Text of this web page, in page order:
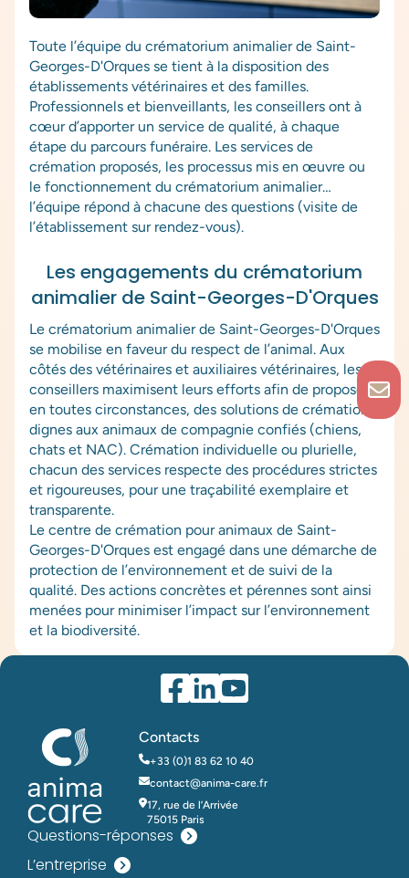
Toute l’équipe du crématorium animalier de Saint-
Georges-D'Orques se tient à la disposition des
établissements vétérinaires et des familles.
Professionnels et bienveillants, les conseillers ont à
cœur d’apporter un service de qualité, à chaque
étape du parcours funéraire. Les services de
crémation proposés, les processus mis en œuvre ou
le fonctionnement du crématorium animalier…
l’équipe répond à chacune des questions (visite de
l’établissement sur rendez-vous).
Les engagements du crématorium
animalier de Saint-Georges-D'Orques
Le crématorium animalier de Saint-Georges-D'Orques
se mobilise en faveur du respect de l’animal. Aux
côtés des vétérinaires et auxiliaires vétérinaires, les
conseillers maximisent leurs efforts afin de proposer,
en toutes circonstances, des solutions de crémation
dignes aux animaux de compagnie confiés (chiens,
chats et NAC). Crémation individuelle ou plurielle,
chacun des services respecte des procédures strictes
et rigoureuses, pour une traçabilité exemplaire et
transparente.
Le centre de crémation pour animaux de Saint-
Georges-D'Orques est engagé dans une démarche de
protection de l’environnement et de suivi de la
qualité. Des actions concrètes et pérennes sont ainsi
menées pour minimiser l’impact sur l’environnement
et la biodiversité.
Contacts
+33 (0)1 83 62 10 40
contact@anima-care.fr
17, rue de l’Arrivée
75015 Paris
Questions-réponses
L’entreprise